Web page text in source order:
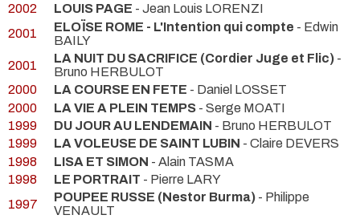
2002
LOUIS PAGE - Jean Louis LORENZI
2001
ELOÏSE ROME - L'Intention qui compte - Edwin
BAILY
2001
LA NUIT DU SACRIFICE (Cordier Juge et Flic) -
Bruno HERBULOT
2000
LA COURSE EN FETE - Daniel LOSSET
2000
LA VIE A PLEIN TEMPS - Serge MOATI
1999
DU JOUR AU LENDEMAIN - Bruno HERBULOT
1999
LA VOLEUSE DE SAINT LUBIN - Claire DEVERS
1998
LISA ET SIMON - Alain TASMA
1998
LE PORTRAIT - Pierre LARY
1997
POUPEE RUSSE (Nestor Burma) - Philippe
VENAULT